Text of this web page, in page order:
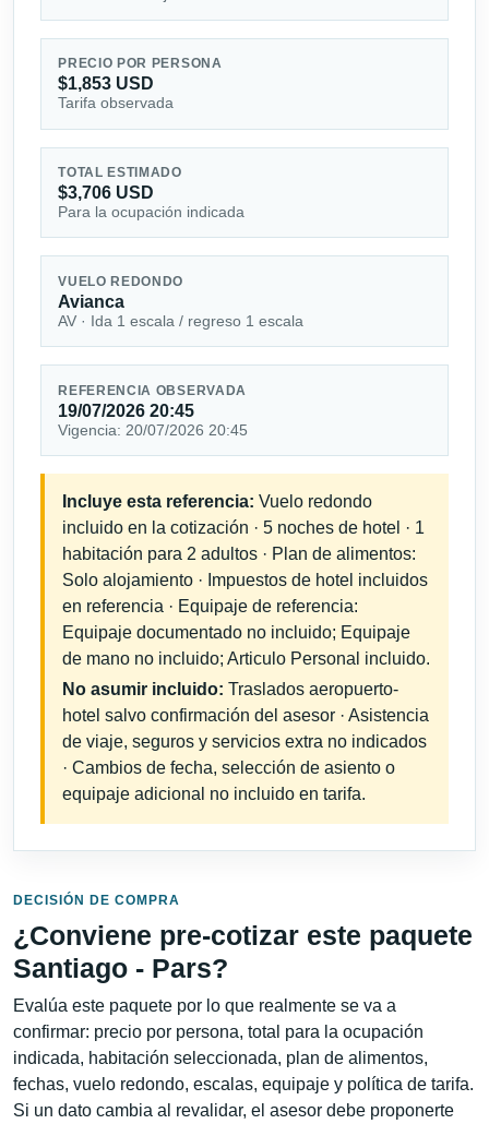
PRECIO POR PERSONA
$1,853 USD
Tarifa observada
TOTAL ESTIMADO
$3,706 USD
Para la ocupación indicada
VUELO REDONDO
Avianca
AV · Ida 1 escala / regreso 1 escala
REFERENCIA OBSERVADA
19/07/2026 20:45
Vigencia: 20/07/2026 20:45
Incluye esta referencia: Vuelo redondo
incluido en la cotización · 5 noches de hotel · 1
habitación para 2 adultos · Plan de alimentos:
Solo alojamiento · Impuestos de hotel incluidos
en referencia · Equipaje de referencia:
Equipaje documentado no incluido; Equipaje
de mano no incluido; Articulo Personal incluido.
No asumir incluido: Traslados aeropuerto-
hotel salvo confirmación del asesor · Asistencia
de viaje, seguros y servicios extra no indicados
· Cambios de fecha, selección de asiento o
equipaje adicional no incluido en tarifa.
DECISIÓN DE COMPRA
¿Conviene pre-cotizar este paquete
Santiago - Pars?
Evalúa este paquete por lo que realmente se va a
confirmar: precio por persona, total para la ocupación
indicada, habitación seleccionada, plan de alimentos,
fechas, vuelo redondo, escalas, equipaje y política de tarifa.
Si un dato cambia al revalidar, el asesor debe proponerte